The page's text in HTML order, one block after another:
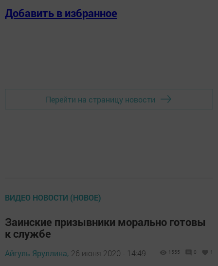
Добавить в избранное
Перейти на страницу новости
ВИДЕО НОВОСТИ (НОВОЕ)
Заинские призывники морально готовы
к службе
Айгуль Яруллина, 26 июня 2020 - 14:49 1555 0 1